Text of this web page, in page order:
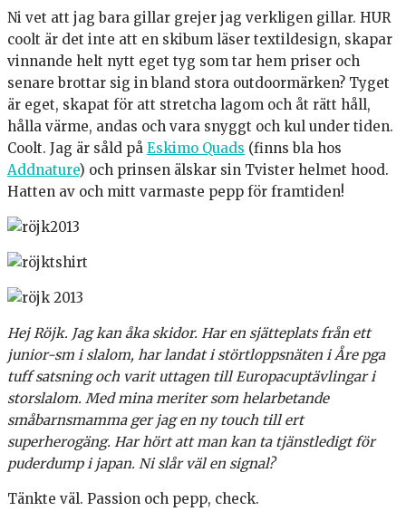
Ni vet att jag bara gillar grejer jag verkligen gillar. HUR
coolt är det inte att en skibum läser textildesign, skapar
vinnande helt nytt eget tyg som tar hem priser och
senare brottar sig in bland stora outdoormärken? Tyget
är eget, skapat för att stretcha lagom och åt rätt håll,
hålla värme, andas och vara snyggt och kul under tiden.
Coolt. Jag är såld på Eskimo Quads (finns bla hos
Addnature) och prinsen älskar sin Tvister helmet hood.
Hatten av och mitt varmaste pepp för framtiden!
Hej Röjk. Jag kan åka skidor. Har en sjätteplats från ett
junior-sm i slalom, har landat i störtloppsnäten i Åre pga
tuff satsning och varit uttagen till Europacuptävlingar i
storslalom. Med mina meriter som helarbetande
småbarnsmamma ger jag en ny touch till ert
superherogäng. Har hört att man kan ta tjänstledigt för
puderdump i japan. Ni slår väl en signal?
Tänkte väl. Passion och pepp, check.